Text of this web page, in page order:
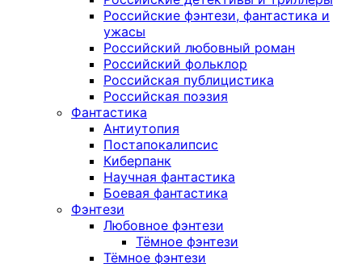
Российские фэнтези, фантастика и
ужасы
Российский любовный роман
Российский фольклор
Российская публицистика
Российская поэзия
Фантастика
Антиутопия
Постапокалипсис
Киберпанк
Научная фантастика
Боевая фантастика
Фэнтези
Любовное фэнтези
Тёмное фэнтези
Тёмное фэнтези